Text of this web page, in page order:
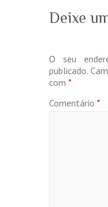
Deixe
O seu
publicado.
com *
Comentário *